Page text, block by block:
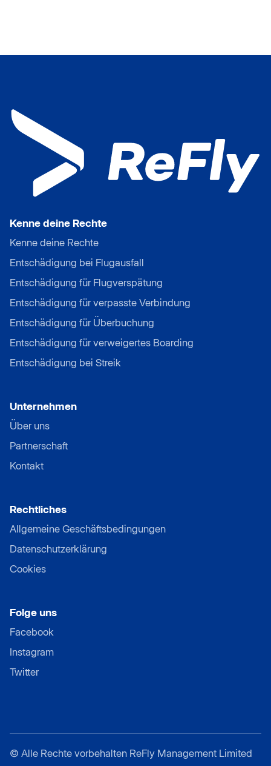
Kenne deine Rechte
Kenne deine Rechte
Entschädigung bei Flugausfall
Entschädigung für Flugverspätung
Entschädigung für verpasste Verbindung
Entschädigung für Überbuchung
Entschädigung für verweigertes Boarding
Entschädigung bei Streik
Unternehmen
Über uns
Partnerschaft
Kontakt
Rechtliches
Allgemeine Geschäftsbedingungen
Datenschutzerklärung
Cookies
Folge uns
Facebook
Instagram
Twitter
© Alle Rechte vorbehalten ReFly Management Limited